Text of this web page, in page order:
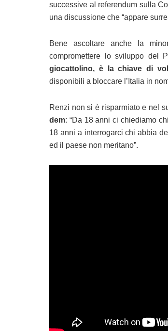
successive al referendum sulla
una discussione che “appare
Bene ascoltare anche la
compromettere lo sviluppo del
giocattolino, è la chiave di
disponibili a bloccare l’Italia in
Renzi non si è risparmiato e nel
dem: “Da 18 anni ci chiediamo
18 anni a interrogarci chi abbia
ed il paese non meritano”.